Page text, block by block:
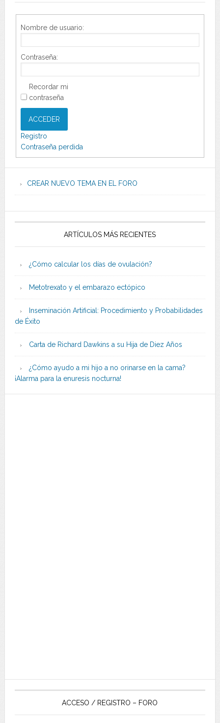
Nombre de usuario:
Contraseña:
Recordar mi
contraseña
ACCEDER
Registro
Contraseña perdida
CREAR NUEVO TEMA EN EL FORO
ARTÍCULOS MÁS RECIENTES
¿Cómo calcular los días de ovulación?
Metotrexato y el embarazo ectópico
Inseminación Artificial: Procedimiento y Probabilidades
de Éxito
Carta de Richard Dawkins a su Hija de Diez Años
¿Cómo ayudo a mi hijo a no orinarse en la cama?
¡Alarma para la enuresis nocturna!
ACCESO / REGISTRO – FORO